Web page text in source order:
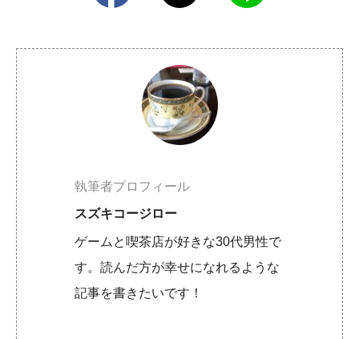
執筆者プロフィール
スズキコージロー
ゲームと喫茶店が好きな30代男性で
す。読んだ方が幸せになれるような
記事を書きたいです！